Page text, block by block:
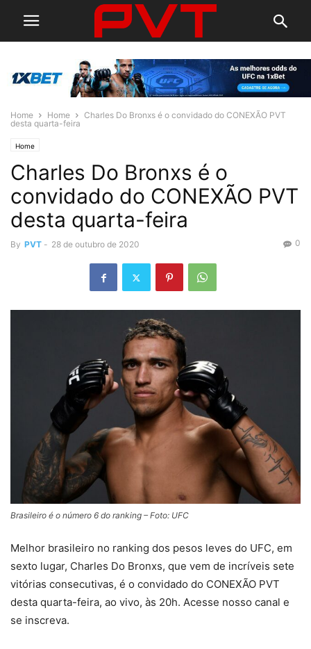
Home Home
Charles Do Bronxs é o convidado do CONEXÃO PVT
desta quarta-feira
Home
Charles Do Bronxs é o
convidado do CONEXÃO PVT
desta quarta-feira
By PVT - 28 de outubro de 2020 0
Brasileiro é o número 6 do ranking – Foto: UFC
Melhor brasileiro no ranking dos pesos leves do UFC, em
sexto lugar, Charles Do Bronxs, que vem de incríveis sete
vitórias consecutivas, é o convidado do CONEXÃO PVT
desta quarta-feira, ao vivo, às 20h. Acesse nosso canal e
se inscreva.